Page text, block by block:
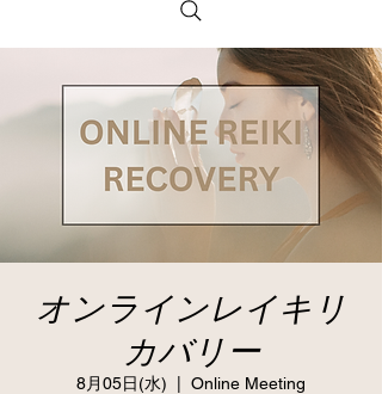
オンラインレイキリ
カバリー
8月05日(水) Online Meeting